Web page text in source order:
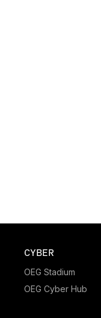
CYBER
OEG Stadium
OEG Cyber Hub